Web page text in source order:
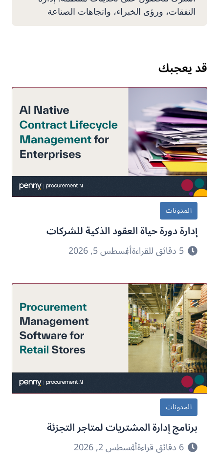
النفقات، ورؤى الخبراء، واتجاهات الصناعة
قد يعجبك
المدونات
إدارة دورة حياة العقود الذكية للشركات
5 دقائق للقراءة أغسطس 5, 2026
المدونات
برنامج إدارة المشتريات لمتاجر التجزئة
6 دقائق قراءة أغسطس 2, 2026